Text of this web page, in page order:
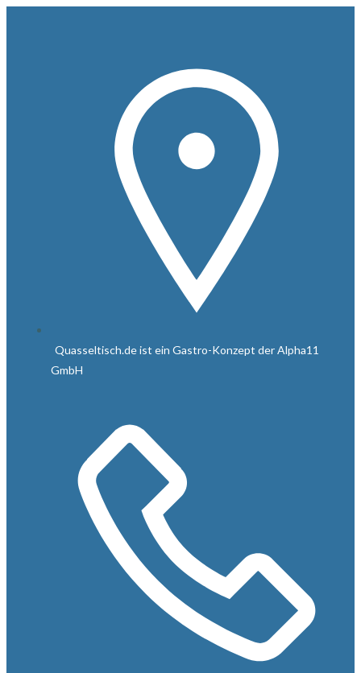
Quasseltisch.de ist ein Gastro-Konzept der Alpha11
GmbH